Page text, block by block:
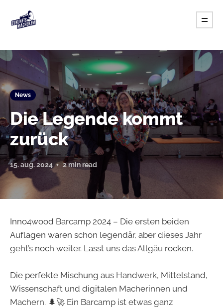
News
Die Legende kommt
zurück
15. aug. 2024 2 min read
Inno4wood Barcamp 2024 – Die ersten beiden
Auflagen waren schon legendär, aber dieses Jahr
geht’s noch weiter. Lasst uns das Allgäu rocken.
Die perfekte Mischung aus Handwerk, Mittelstand,
Wissenschaft und digitalen Macherinnen und
Machern. 🌲🚀 Ein Barcamp ist etwas ganz